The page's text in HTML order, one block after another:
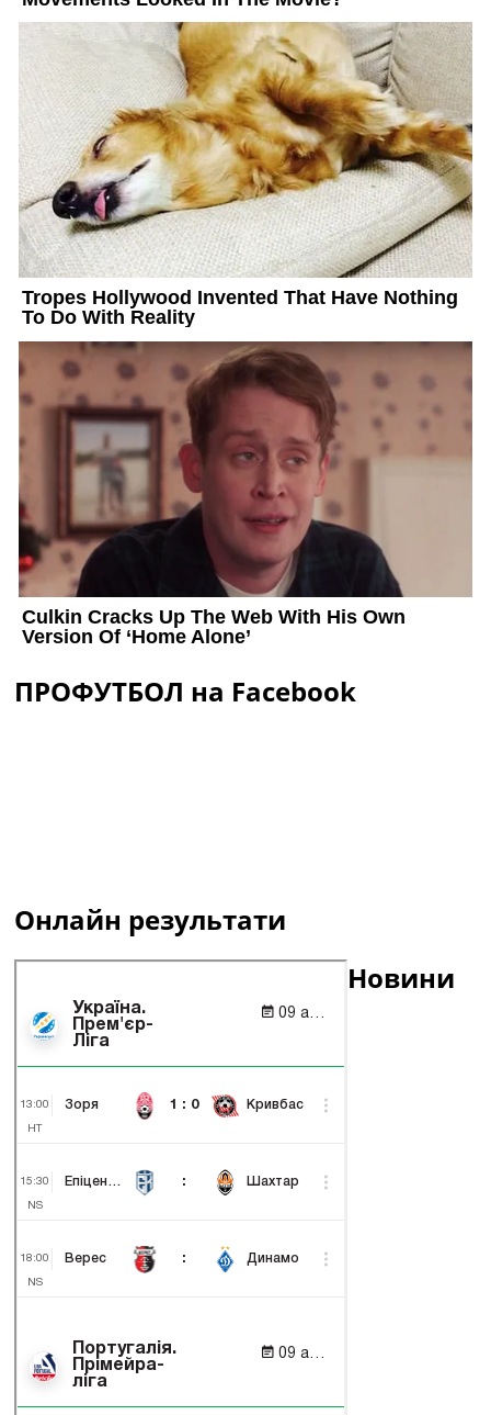
ПРОФУТБОЛ на Facebook
Онлайн результати
Новини